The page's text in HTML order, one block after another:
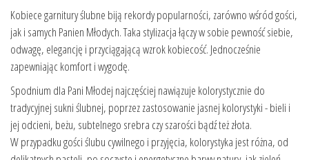
Kobiece garnitury ślubne biją rekordy popularności, zarówno wśród gości,
jak i samych Panien Młodych. Taka stylizacja łączy w sobie pewność siebie,
odwagę, elegancję i przyciągającą wzrok kobiecość. Jednocześnie
zapewniając komfort i wygodę.
Spodnium dla Pani Młodej najczęściej nawiązuje kolorystycznie do
tradycyjnej sukni ślubnej, poprzez zastosowanie jasnej kolorystyki - bieli i
jej odcieni, beżu, subtelnego srebra czy szarości bądź też złota.
W przypadku gości ślubu cywilnego i przyjęcia, kolorystyka jest różna, od